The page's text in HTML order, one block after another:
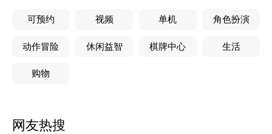
可预约 视频 单机 角色扮演
动作冒险 休闲益智 棋牌中心 生活
购物
网友热搜